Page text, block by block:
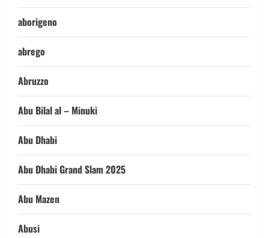
aborigeno
abrego
Abruzzo
Abu Bilal al – Minuki
Abu Dhabi
Abu Dhabi Grand Slam 2025
Abu Mazen
Abusi